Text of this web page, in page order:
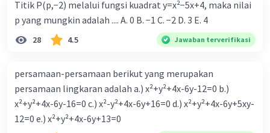
Titik P(p,−2) melalui fungsi kuadrat y=x²−5x+4, maka nilai
p yang mungkin adalah .... A. 0 B. −1 C. −2 D. 3 E. 4
28 4.5 Jawaban terverifikasi
persamaan-persamaan berikut yang merupakan
persamaan lingkaran adalah a.) x²+y²+4x-6y-12=0 b.)
x²+y²+4x-6y-16=0 c.) x²-y²+4x-6y+16=0 d.) x²+y²+4x-6y+5xy-
12=0 e.) x²+y²+4x-6y+13=0